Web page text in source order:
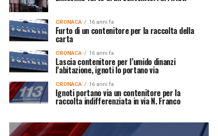
CRONACA 16 anni fa
Furto di un contenitore per la raccolta della
carta
CRONACA 16 anni fa
Lascia contenitore per l’umido dinanzi
l’abitazione, ignoti lo portano via
CRONACA 16 anni fa
Ignoti portano via un contenitore per la
raccolta indifferenziata in via N. Franco